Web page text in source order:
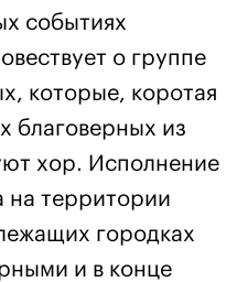
событиях
о группе
которые, коротая
благоверных из
хор. Исполнение
на территории
городках
и в конце